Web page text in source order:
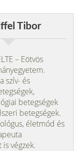
Tibor
– Eötvös
szív- és
betegségek
betegségek.
életmód és
végzek.